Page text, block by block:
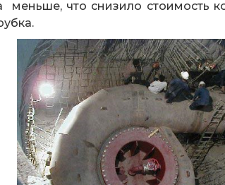
меньше, что снизило стоимость